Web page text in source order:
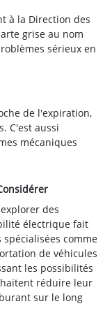
à la Direction des
grise au nom
sérieux en
de l'expiration,
C'est aussi
mécaniques
des
électrique fait
comme
de véhicules
les possibilités
réduire leur
sur le long